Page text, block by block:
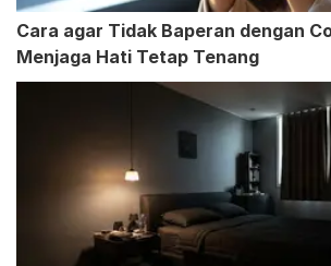
Cara agar Tidak Baperan dengan
Menjaga Hati Tetap Tenang